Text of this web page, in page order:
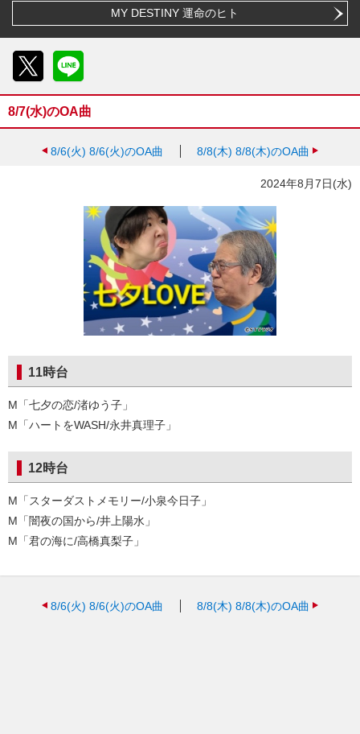
MY DESTINY 運命のヒト
8/7(水)のOA曲
8/6(火) 8/6(火)のOA曲 8/8(木) 8/8(木)のOA曲
2024年8月7日(水)
11時台
M「七夕の恋/渚ゆう子」
M「ハートをWASH/永井真理子」
12時台
M「スターダストメモリー/小泉今日子」
M「闇夜の国から/井上陽水」
M「君の海に/高橋真梨子」
8/6(火) 8/6(火)のOA曲 8/8(木) 8/8(木)のOA曲